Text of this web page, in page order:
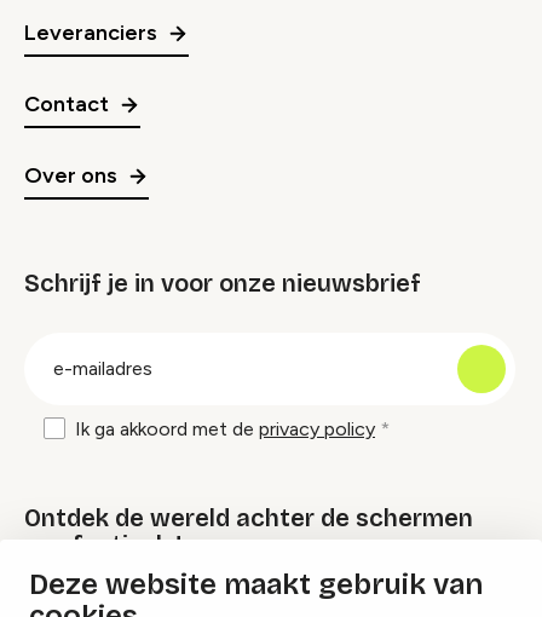
Deze website maakt gebruik van
Leveranciers
Contact
Over ons
Schrijf je in voor onze nieuwsbrief
Ik ga akkoord met de privacy policy
Ontdek de wereld achter de schermen
van festivals!